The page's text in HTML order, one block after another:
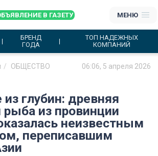
В ГАЗЕТУ МЕНЮ
БРЕНД
ГОДА
ТОП НАДЕЖНЫХ
КОМПАНИЙ
ОБЩЕСТВО 06:06, 5 апреля 2026
глубин: древняя
рыба из провинции
неизвестным
переписавшим